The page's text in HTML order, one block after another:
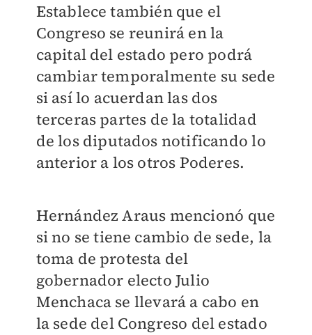
Establece también que el
Congreso se reunirá en la
capital del estado pero podrá
cambiar temporalmente su sede
si así lo acuerdan las dos
terceras partes de la totalidad
de los diputados notificando lo
anterior a los otros Poderes.
Hernández Araus mencionó que
si no se tiene cambio de sede, la
toma de protesta del
gobernador electo Julio
Menchaca se llevará a cabo en
la sede del Congreso del estado